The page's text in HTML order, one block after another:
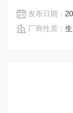
铁、化纤纺织等
程控制中。
发布日期：
厂商性质：